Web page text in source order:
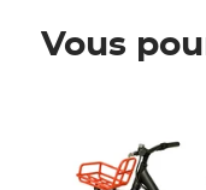
Vous